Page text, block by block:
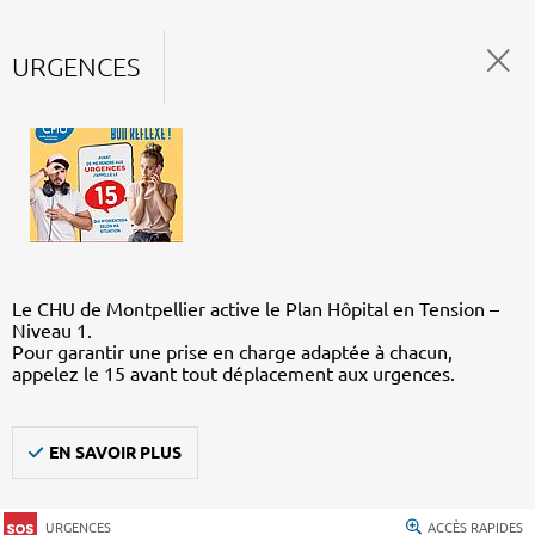
URGENCES
Le CHU de Montpellier active le Plan Hôpital en Tension –
Niveau 1.
Pour garantir une prise en charge adaptée à chacun,
appelez le 15 avant tout déplacement aux urgences.
EN SAVOIR PLUS
URGENCES ACCÈS RAPIDES